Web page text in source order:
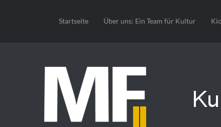
Startseite Über uns: Ein Team für Kultur